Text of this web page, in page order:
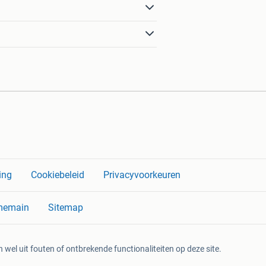
Cookiebeleid Privacyvoorkeuren
Sitemap
uit fouten of ontbrekende functionaliteiten op deze site.